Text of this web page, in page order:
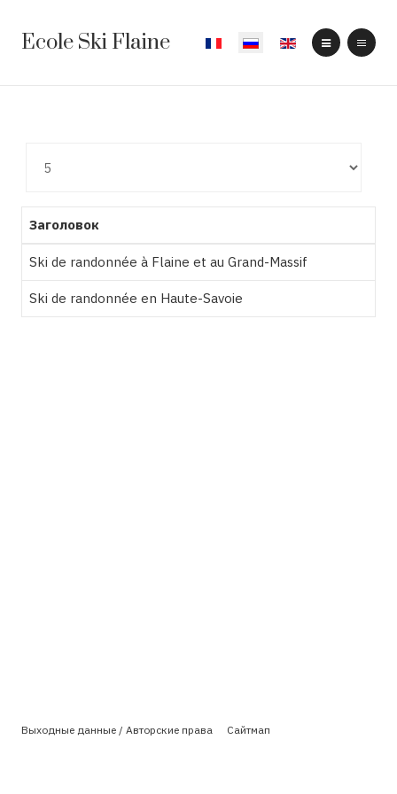
Ecole Ski Flaine Выберите язык
Заголовок
Ski de randonnée à Flaine et au Grand-Massif
Ski de randonnée en Haute-Savoie
Выходные данные / Авторские права Сайтмап